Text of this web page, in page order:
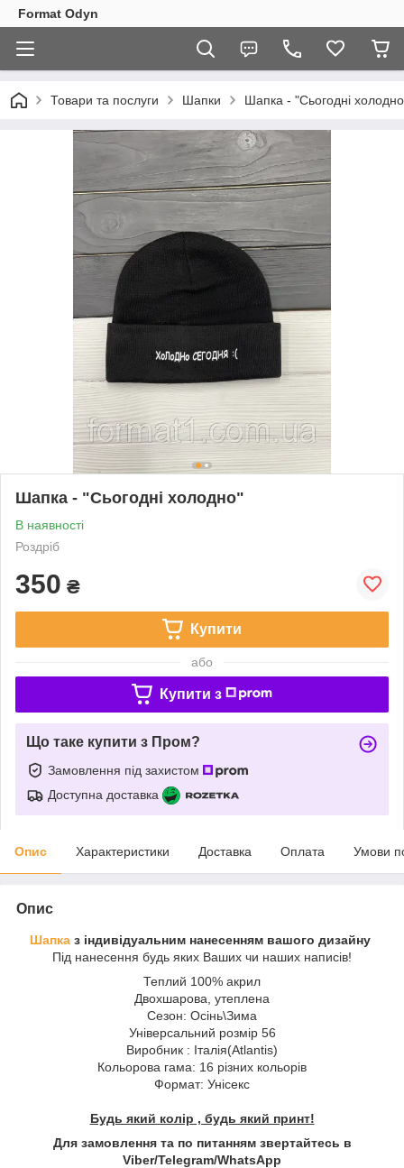
Format Odyn
Товари та послуги Шапки Шапка - "Сьогодні
Шапка - "Сьогодні холодно"
В наявності
Роздріб
350 ₴
Купити
або
Купити з
Що таке купити з Пром?
Замовлення під захистом
Доступна доставка
Опис Характеристики Доставка Оплата Умови
Опис
Шапка з індивідуальним нанесенням вашого дизайну
Під нанесення будь яких Ваших чи наших написів!
Теплий 100% акрил
Двохшарова, утеплена
Сезон: Осінь\Зима
Універсальний розмір 56
Виробник : Італія(Atlantis)
Кольорова гама: 16 різних кольорів
Формат: Унісекс
Будь який колір , будь який принт!
Для замовлення та по питанням звертайтесь в
Viber/Telegram/WhatsApp